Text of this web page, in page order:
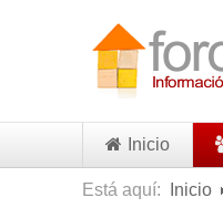
Inicio
Está aquí: Inicio